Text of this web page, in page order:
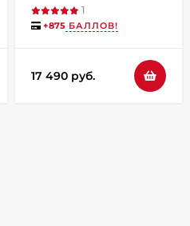
рептилия кайман
1
+875 БАЛЛОВ!
17 490 руб.